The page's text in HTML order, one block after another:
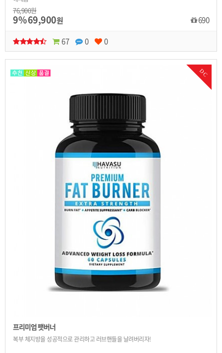
76,900원
9%69,900원
690
67
0 0
DC
프리미엄 팻버너
복부 체지방을 성공적으로 관리하고 러브핸들을 날려버리자!